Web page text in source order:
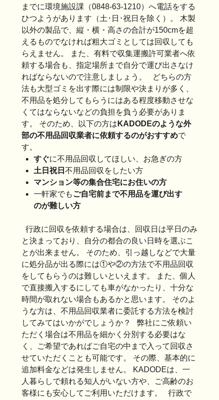
までに環境施設課（0848-63-1210）へ電話をする
ひつようがあります（土･日･祝日を除く）。 木製
以外の製品で、縦・横・高さの合計が150cmを超
えるものでなければ粗大ゴミとしては回収しても
らえません。 また、有料で収集運搬許可業者へ依
頼する場合も、指定場所まで自分で運び出さなけ
ればならないので注意しましょう。 どちらの方
法も大型ゴミを出す際には制限や決まりが多く、
不用品を処分してもらうにはある程度移動させな
くてはならないなどの負担を負う必要がありま
す。 そのため、以下の方は KADODEのような外
部の不用品回収業者に依頼するのがおすすめで
す。
すぐに不用品回収してほしい、お急ぎの方
土日祝日 不用品回収をしたい方
マンション等の集合住宅にお住いの方
一軒家でも ご自宅前まで不用品を運び出す
のが難しい方
行政に回収を依頼する場合は、回収日は平日のみ
と決まっており、自分の都合の良い日時を選ぶこ
とが出来ません。 そのため、引っ越しなどで大量
に処分品が出る際には①や②の方法で不用品回収
をしてもらうのは難しいといえます。 また、個人
で直接搬入するにしても車がなかったり、十分な
時間が取れない場合もあるかと思います。 そのよ
うな方は、不用品回収業者に委託する方法を検討
してみてはいかがでしょうか？ 弊社にご依頼い
ただく場合は不用品を細かく分別する必要はな
く、ご希望であればご自宅の中まで入って回収さ
せていただくことも可能です。 その際、基本的に
追加料金などは発生しません。 KADODEは、一
人暮らしで頼れる知人がいない方や、ご高齢のお
客様にも安心してご利用いただけます。 行政で